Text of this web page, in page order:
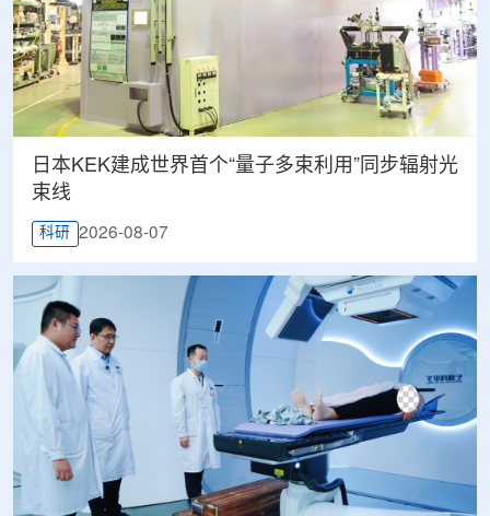
日本KEK建成世界首个“量子多束利用”同步辐射光
束线
科研 2026-08-07